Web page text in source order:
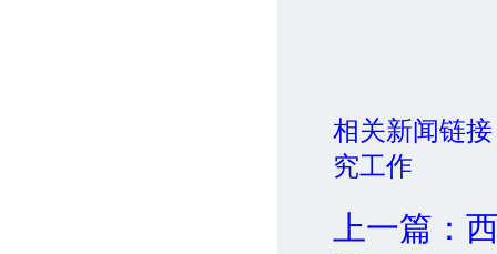
相关新闻链
究工作
上一篇：